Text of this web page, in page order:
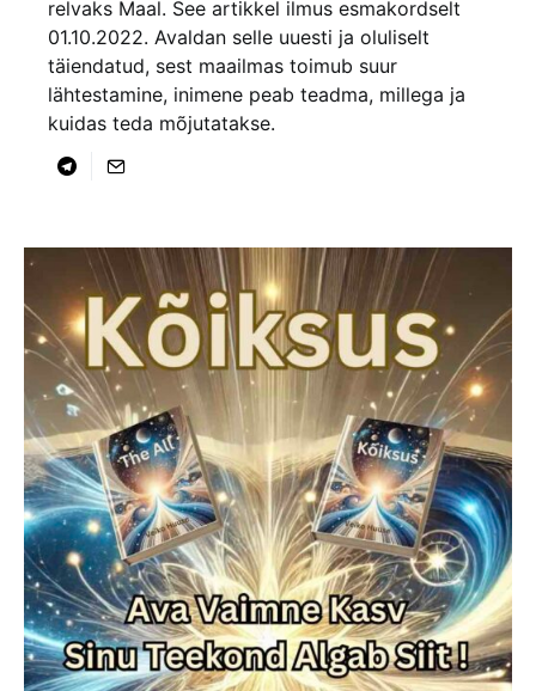
relvaks Maal. See artikkel ilmus esmakordselt
01.10.2022. Avaldan selle uuesti ja oluliselt
täiendatud, sest maailmas toimub suur
lähtestamine, inimene peab teadma, millega ja
kuidas teda mõjutatakse.